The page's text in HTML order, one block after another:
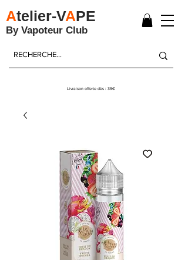
Livraison offerte dès : 39€
Atelier-VAPE
By Vapoteur Club